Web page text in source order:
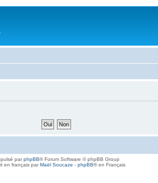
parphpBB® Forum Software © phpBB Group
en français parMaël Soucaze - phpBB® en Français